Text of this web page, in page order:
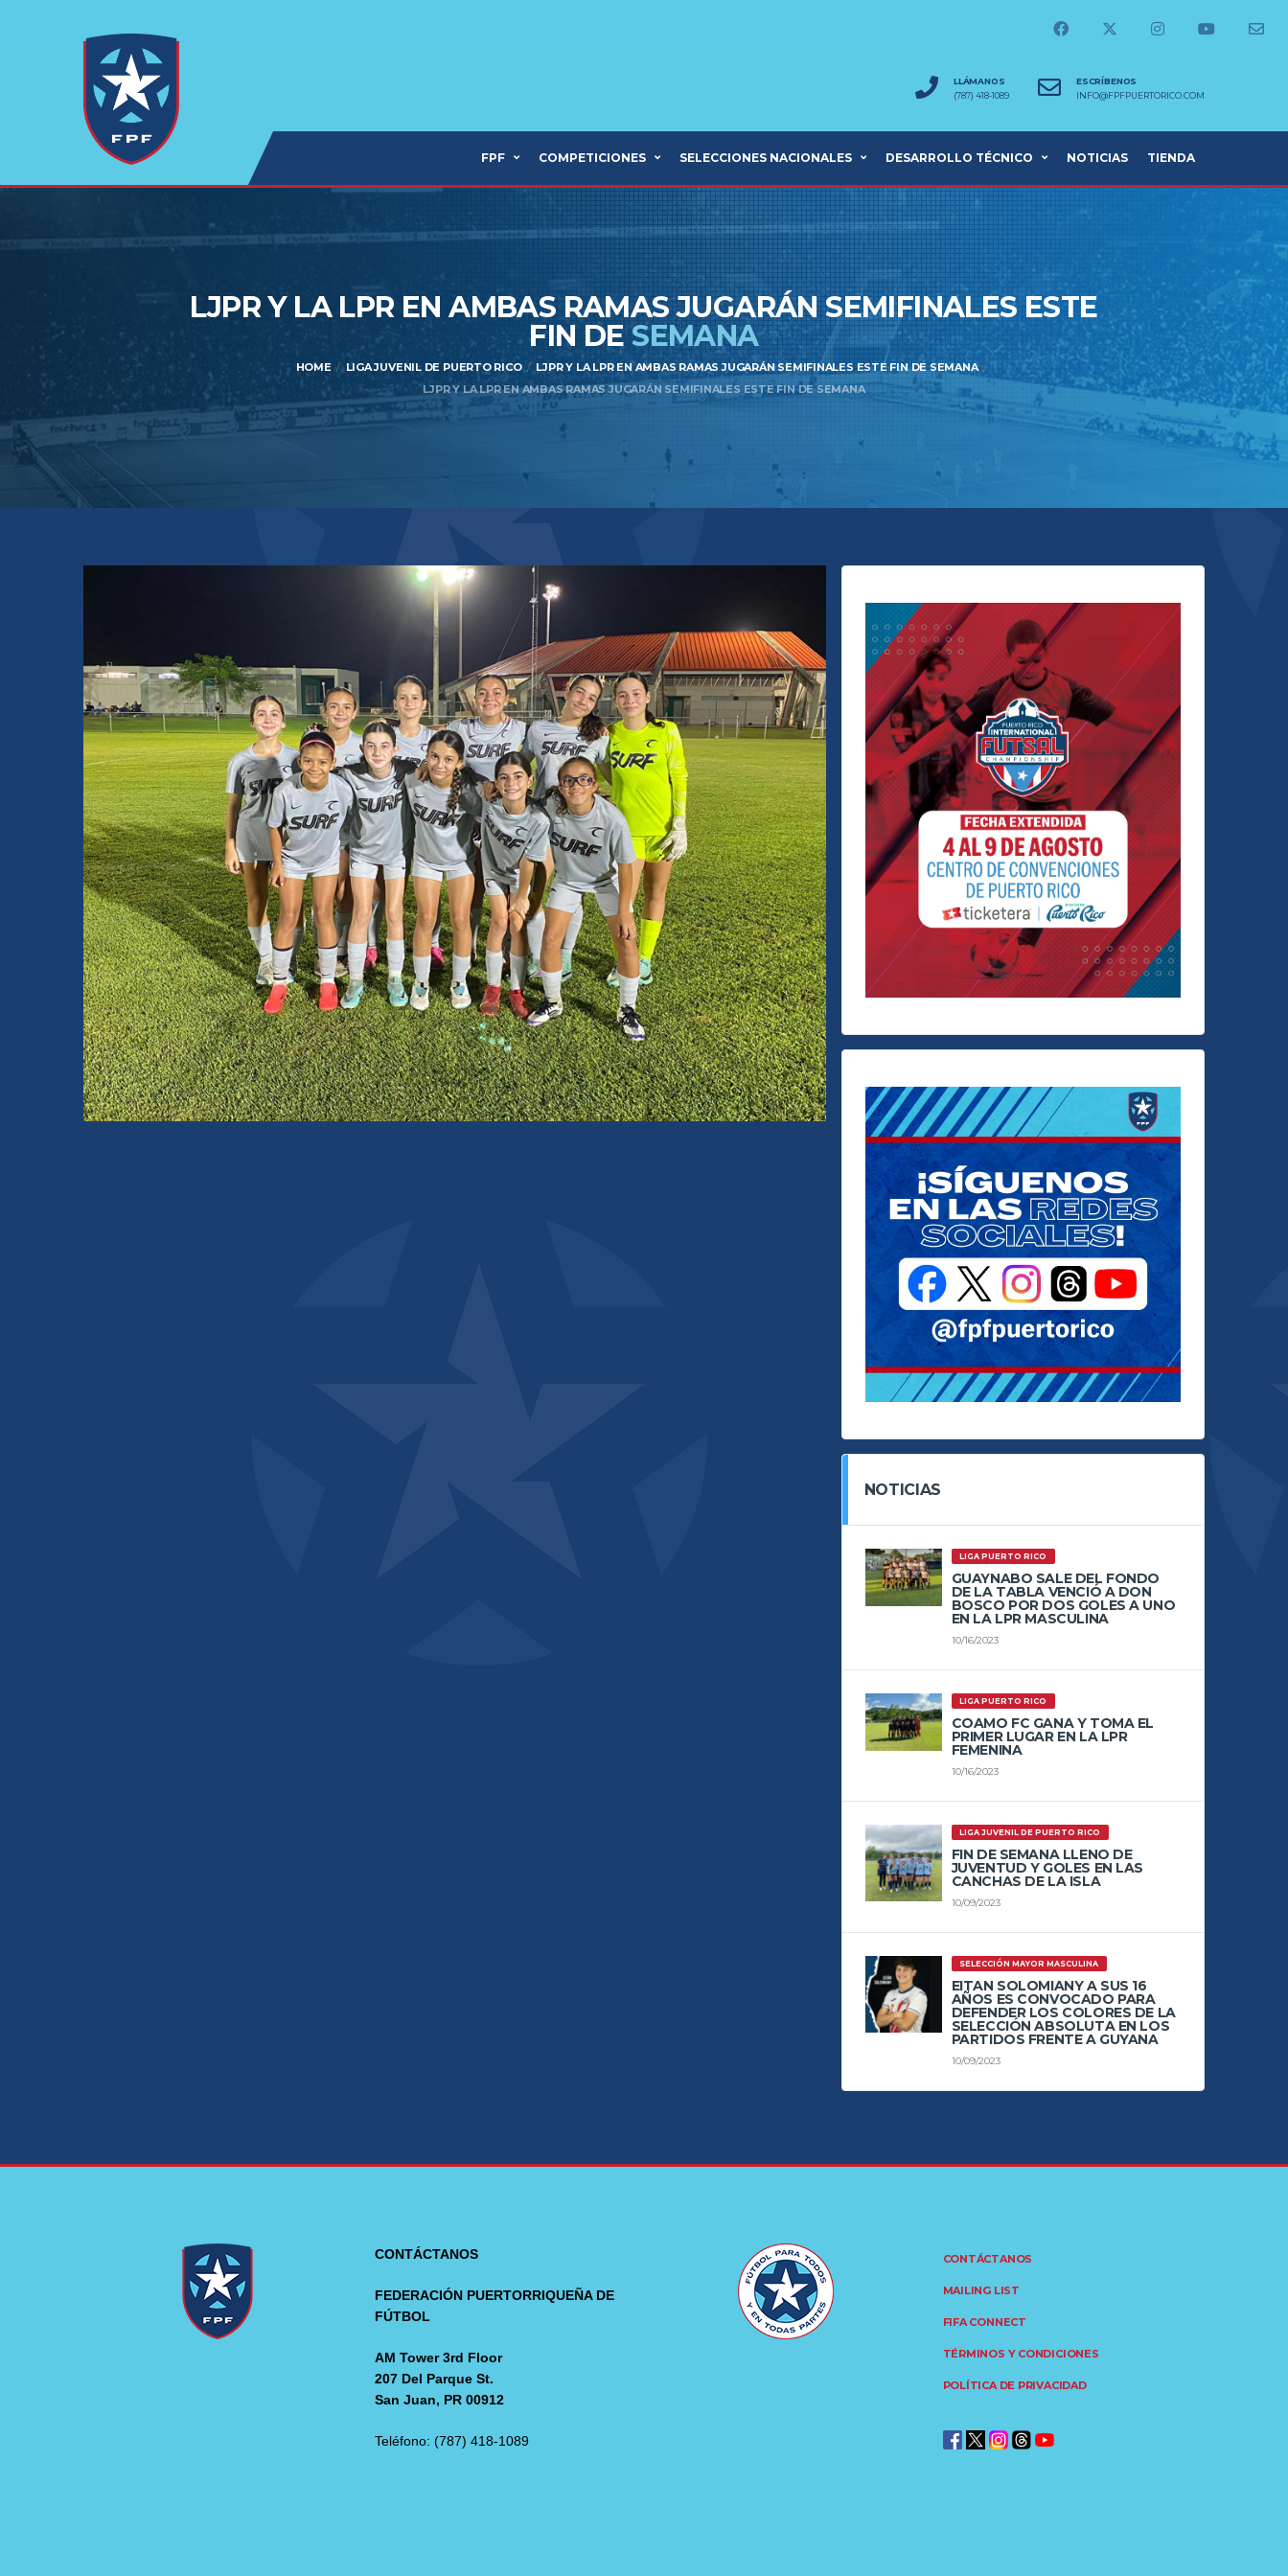
LLÁMANOS
(787) 418-1089
ESCRÍBENOS
INFO@FPFPUERTORICO.COM
FPF COMPETICIONES SELECCIONES NACIONALES DESARROLLO TÉCNICO NOTICIAS TIENDA
LJPR Y LA LPR EN AMBAS RAMAS JUGARÁN SEMIFINALES ESTE
FIN DESEMANA
HOME LIGA JUVENIL DE PUERTO RICO
LJPR Y LA LPR EN AMBAS RAMAS JUGARÁN SEMIFINALES ESTE FIN DE SEMANA
LJPR Y LA LPR EN AMBAS RAMAS JUGARÁN SEMIFINALES ESTE FIN DE SEMANA
NOTICIAS
LIGA PUERTO RICO
GUAYNABO SALE DEL FONDO
DE LA TABLA VENCIÓ A DON
BOSCO POR DOS GOLES A UNO
EN LA LPR MASCULINA
10/16/2023
LIGA PUERTO RICO
COAMO FC GANA Y TOMA EL
PRIMER LUGAR EN LA LPR
FEMENINA
10/16/2023
LIGA JUVENIL DE PUERTO RICO
FIN DE SEMANA LLENO DE
JUVENTUD Y GOLES EN LAS
CANCHAS DE LA ISLA
10/09/2023
SELECCIÓN MAYOR MASCULINA
EITAN SOLOMIANY A SUS 16
AÑOS ES CONVOCADO PARA
DEFENDER LOS COLORES DE LA
SELECCIÓN ABSOLUTA EN LOS
PARTIDOS FRENTE A GUYANA
10/09/2023
CONTÁCTANOS
FEDERACIÓN PUERTORRIQUEÑA DE
FÚTBOL
AM Tower 3rd Floor
207 Del Parque St.
San Juan, PR 00912
Teléfono: (787) 418-1089
CONTÁCTANOS
MAILING LIST
FIFA CONNECT
TÉRMINOS Y CONDICIONES
POLÍTICA DE PRIVACIDAD